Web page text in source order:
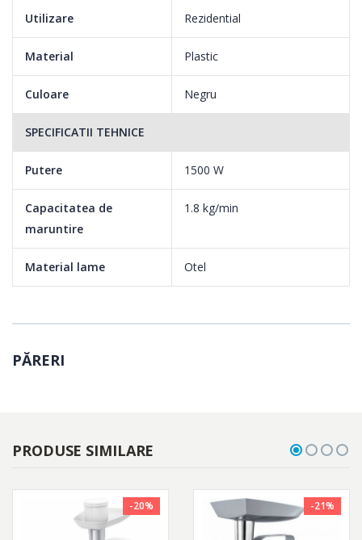
Utilizare Rezidential
Material Plastic
Culoare Negru
SPECIFICATII TEHNICE
Putere 1500 W
Capacitatea de
maruntire
1.8 kg/min
Material lame Otel
PĂRERI
PRODUSE SIMILARE
-20% -21%